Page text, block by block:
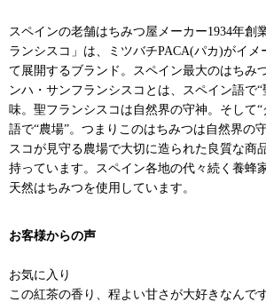
スペインの老舗はちみつ屋メーカー1934年創
ランシスコ」は、ミツバチPACA(パカ)がイメ
て展開するブランド。スペイン最大のはちみ
ンハ・サンフランシスコとは、スペイン語で
味。聖フランシスコは自然界の守神。そして
語で“農場”。つまりこのはちみつは自然界の
スコが見守る農場で大切に造られた良質な商
持っています。スペイン各地の代々続く養蜂
天然はちみつを使用しています。
お客様からの声
お気に入り
この紅茶の香り、程よい甘さが大好きなんで